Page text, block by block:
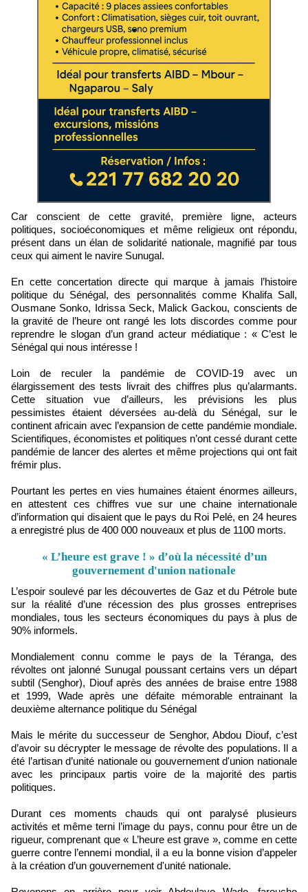
Car conscient de cette gravité, première ligne, acteurs
politiques, socioéconomiques et même religieux ont répondu,
présent dans un élan de solidarité nationale, magnifié par tous
ceux qui aiment le navire Sunugal.
En cette concertation directe qui marque à jamais l’histoire
politique du Sénégal, des personnalités comme Khalifa Sall,
Ousmane Sonko, Idrissa Seck, Malick Gackou, conscients de
la gravité de l’heure ont rangé les lots discordes comme pour
reprendre le slogan d’un grand acteur médiatique : « C’est le
Sénégal qui nous intéresse !
Loin de reculer la pandémie de COVID-19 avec un
élargissement des tests livrait des chiffres plus qu’alarmants.
Cette situation vue d’ailleurs, les prévisions les plus
pessimistes étaient déversées au-delà du Sénégal, sur le
continent africain avec l’expansion de cette pandémie mondiale.
Scientifiques, économistes et politiques n’ont cessé durant cette
pandémie de lancer des alertes et même projections qui ont fait
frémir plus.
Pourtant les pertes en vies humaines étaient énormes ailleurs,
en attestent ces chiffres vue sur une chaine internationale
d’information qui disaient que le pays du Roi Pelé, en 24 heures
a enregistré plus de 400 000 nouveaux et plus de 1100 morts.
« L’heure est grave ! » d’où la nécessité d’un
gouvernement d'union nationale
L’espoir soulevé par les découvertes de Gaz et du Pétrole bute
sur la réalité d’une récession des plus grosses entreprises
mondiales, tous les secteurs économiques du pays à plus de
90% informels.
Mondialement connu comme le pays de la Téranga, des
révoltes ont jalonné Sunugal poussant certains vers un départ
subtil (Senghor), Diouf après des années de braise entre 1988
et 1999, Wade après une défaite mémorable entrainant la
deuxième alternance politique du Sénégal
Mais le mérite du successeur de Senghor, Abdou Diouf, c’est
d’avoir su décrypter le message de révolte des populations. Il a
été l’artisan d’unité nationale ou gouvernement d'union nationale
avec les principaux partis voire de la majorité des partis
politiques.
Durant ces moments chauds qui ont paralysé plusieurs
activités et même terni l’image du pays, connu pour être un de
rigueur, comprenant que « L’heure est grave », comme en cette
guerre contre l’ennemi mondial, il a eu la bonne vision d’appeler
à la création d’un gouvernement d'unité nationale.